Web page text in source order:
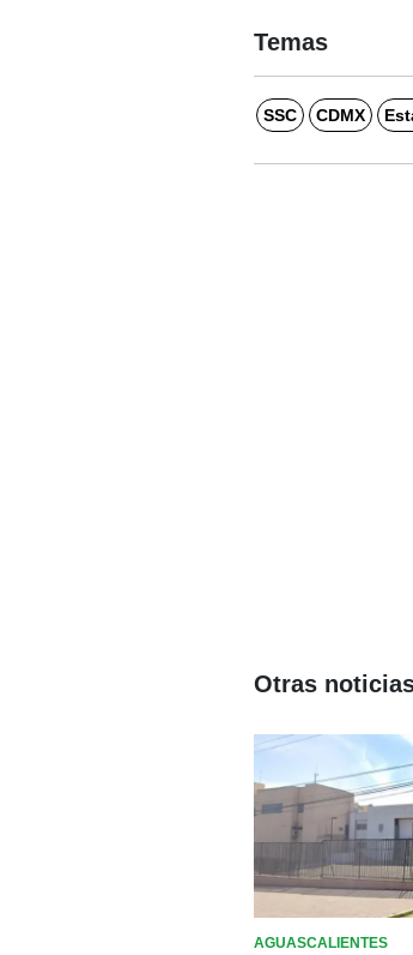
Temas
SSC CDMX
Otras
AGUASCALIENTES